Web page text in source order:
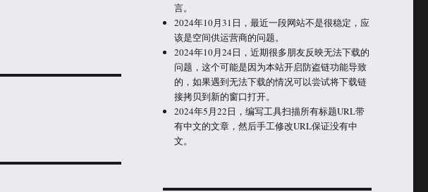
言。
2024年10月31日，最近一段网站不是很稳定，应
该是空间供运营商的问题。
2024年10月24日，近期很多朋友反映无法下载的
问题，这个可能是因为本站开启防盗链功能导致
的，如果遇到无法下载的情况可以尝试将下载链
接拷贝到新的窗口打开。
2024年5月22日，编写工具扫描所有标题URL带
有中文的文章，然后手工修改URL保证没有中
文。